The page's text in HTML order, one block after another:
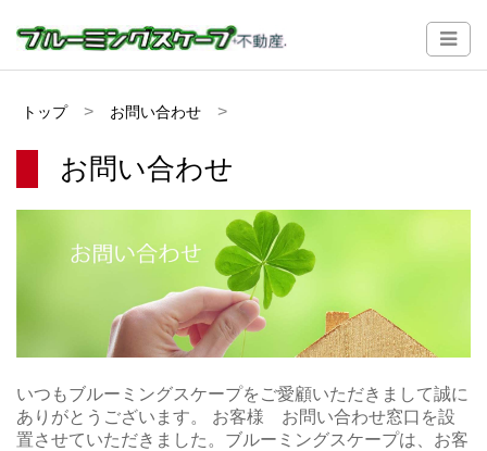
トップ お問い合わせ
お問い合わせ
いつもブルーミングスケープをご愛顧いただきまして誠に
ありがとうございます。 お客様 お問い合わせ窓口を設
置させていただきました。ブルーミングスケープは、お客